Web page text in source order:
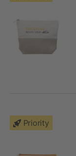
Priority